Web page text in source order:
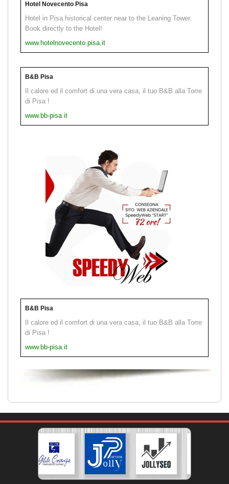
Hotel Novecento Pisa
Hotel in Pisa historical center near to the Leaning Tower.
Book directly to the Hotel!
www.hotelnovecento.pisa.it
B&B Pisa
Il calore ed il comfort di una vera casa, il tuo B&B alla Torre
di Pisa !
www.bb-pisa.it
B&B Pisa
Il calore ed il comfort di una vera casa, il tuo B&B alla Torre
di Pisa !
www.bb-pisa.it